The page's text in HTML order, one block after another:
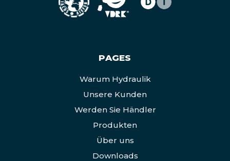
PAGES
Warum Hydraulik
Unsere Kunden
Werden Sie Händler
Produkten
Über uns
Downloads